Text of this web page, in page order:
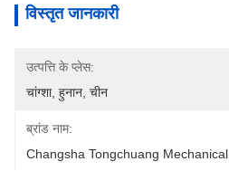
विस्तृत जानकारी
उत्पत्ति के प्लेस:
चांग्शा, हुनान, चीन
ब्रांड नाम:
Changsha Tongchuang Mechanical